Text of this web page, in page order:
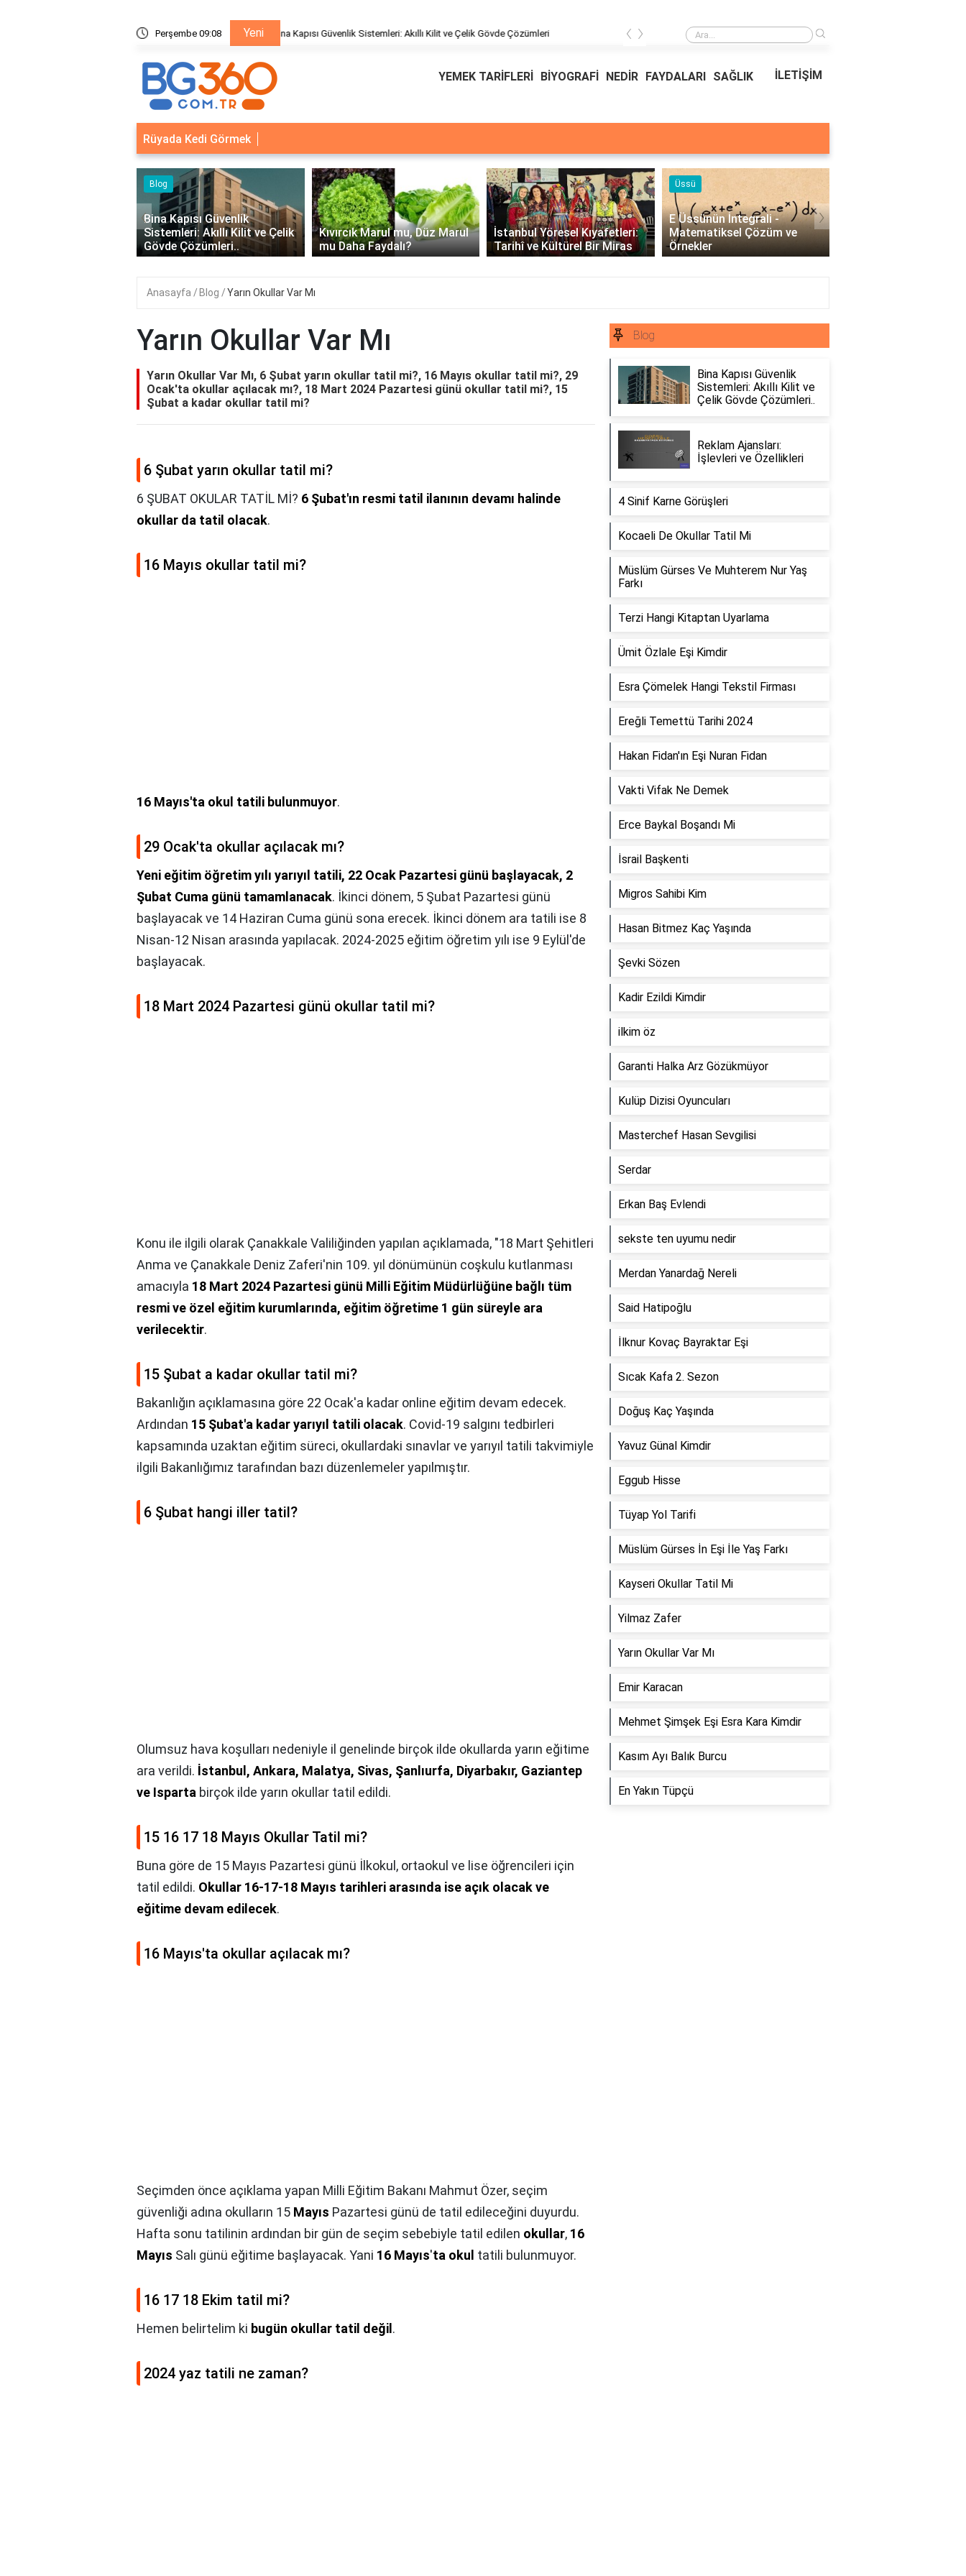
Perşembe 09:08 Yeni
Sistemleri: Akıllı Kilit ve Çelik Gövde Çözümleri Bina Kapısı Güvenlik Sistemleri: Akıllı Kilit ve Çelik Gövde Çözümleri Ödeal Müşteri Hizmetleri
‹ ›
YEMEK TARİFLERİ BİYOGRAFİ NEDİR FAYDALARI SAĞLIK İLETİŞİM
Rüyada Kedi Görmek
Blog
Bina Kapısı Güvenlik
Sistemleri: Akıllı Kilit ve Çelik
Gövde Çözümleri..
Kıvırcık Marul mu, Düz Marul
mu Daha Faydalı?
İstanbul Yöresel Kıyafetleri:
Tarihî ve Kültürel Bir Miras
Üssü
E Üssünün İntegrali -
Matematiksel Çözüm ve
Örnekler
‹ ›
Anasayfa Blog Yarın Okullar Var Mı
Yarın Okullar Var Mı
Yarın Okullar Var Mı, 6 Şubat yarın okullar tatil mi?, 16 Mayıs okullar tatil mi?, 29
Ocak'ta okullar açılacak mı?, 18 Mart 2024 Pazartesi günü okullar tatil mi?, 15
Şubat a kadar okullar tatil mi?
6 Şubat yarın okullar tatil mi?
6 ŞUBAT OKULAR TATİL Mİ? 6 Şubat'ın resmi tatil ilanının devamı halinde
okullar da tatil olacak.
16 Mayıs okullar tatil mi?
16 Mayıs'ta okul tatili bulunmuyor.
29 Ocak'ta okullar açılacak mı?
Yeni eğitim öğretim yılı yarıyıl tatili, 22 Ocak Pazartesi günü başlayacak, 2
Şubat Cuma günü tamamlanacak. İkinci dönem, 5 Şubat Pazartesi günü
başlayacak ve 14 Haziran Cuma günü sona erecek. İkinci dönem ara tatili ise 8
Nisan-12 Nisan arasında yapılacak. 2024-2025 eğitim öğretim yılı ise 9 Eylül'de
başlayacak.
18 Mart 2024 Pazartesi günü okullar tatil mi?
Konu ile ilgili olarak Çanakkale Valiliğinden yapılan açıklamada, "18 Mart Şehitleri
Anma ve Çanakkale Deniz Zaferi'nin 109. yıl dönümünün coşkulu kutlanması
amacıyla 18 Mart 2024 Pazartesi günü Milli Eğitim Müdürlüğüne bağlı tüm
resmi ve özel eğitim kurumlarında, eğitim öğretime 1 gün süreyle ara
verilecektir.
15 Şubat a kadar okullar tatil mi?
Bakanlığın açıklamasına göre 22 Ocak'a kadar online eğitim devam edecek.
Ardından 15 Şubat'a kadar yarıyıl tatili olacak. Covid-19 salgını tedbirleri
kapsamında uzaktan eğitim süreci, okullardaki sınavlar ve yarıyıl tatili takvimiyle
ilgili Bakanlığımız tarafından bazı düzenlemeler yapılmıştır.
6 Şubat hangi iller tatil?
Olumsuz hava koşulları nedeniyle il genelinde birçok ilde okullarda yarın eğitime
ara verildi. İstanbul, Ankara, Malatya, Sivas, Şanlıurfa, Diyarbakır, Gaziantep
ve Isparta birçok ilde yarın okullar tatil edildi.
15 16 17 18 Mayıs Okullar Tatil mi?
Buna göre de 15 Mayıs Pazartesi günü İlkokul, ortaokul ve lise öğrencileri için
tatil edildi. Okullar 16-17-18 Mayıs tarihleri arasında ise açık olacak ve
eğitime devam edilecek.
16 Mayıs'ta okullar açılacak mı?
Seçimden önce açıklama yapan Milli Eğitim Bakanı Mahmut Özer, seçim
güvenliği adına okulların 15 Mayıs Pazartesi günü de tatil edileceğini duyurdu.
Hafta sonu tatilinin ardından bir gün de seçim sebebiyle tatil edilen okullar, 16
Mayıs Salı günü eğitime başlayacak. Yani 16 Mayıs'ta okul tatili bulunmuyor.
16 17 18 Ekim tatil mi?
Hemen belirtelim ki bugün okullar tatil değil .
2024 yaz tatili ne zaman?
Blog
Bina Kapısı Güvenlik
Sistemleri: Akıllı Kilit ve
Çelik Gövde Çözümleri..
Reklam Ajansları:
İşlevleri ve Özellikleri
4 Sinif Karne Görüşleri
Kocaeli De Okullar Tatil Mi
Müslüm Gürses Ve Muhterem Nur Yaş
Farkı
Terzi Hangi Kitaptan Uyarlama
Ümit Özlale Eşi Kimdir
Esra Çömelek Hangi Tekstil Firması
Ereğli Temettü Tarihi 2024
Hakan Fidan'ın Eşi Nuran Fidan
Vakti Vifak Ne Demek
Erce Baykal Boşandı Mi
İsrail Başkenti
Migros Sahibi Kim
Hasan Bitmez Kaç Yaşında
Şevki Sözen
Kadir Ezildi Kimdir
ilkim öz
Garanti Halka Arz Gözükmüyor
Kulüp Dizisi Oyuncuları
Masterchef Hasan Sevgilisi
Serdar
Erkan Baş Evlendi
sekste ten uyumu nedir
Merdan Yanardağ Nereli
Said Hatipoğlu
İlknur Kovaç Bayraktar Eşi
Sıcak Kafa 2. Sezon
Doğuş Kaç Yaşında
Yavuz Günal Kimdir
Eggub Hisse
Tüyap Yol Tarifi
Müslüm Gürses İn Eşi İle Yaş Farkı
Kayseri Okullar Tatil Mi
Yilmaz Zafer
Yarın Okullar Var Mı
Emir Karacan
Mehmet Şimşek Eşi Esra Kara Kimdir
Kasım Ayı Balık Burcu
En Yakın Tüpçü